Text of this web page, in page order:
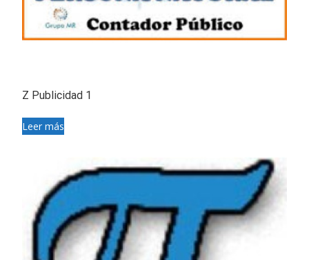
Z Publicidad 1
Leer más